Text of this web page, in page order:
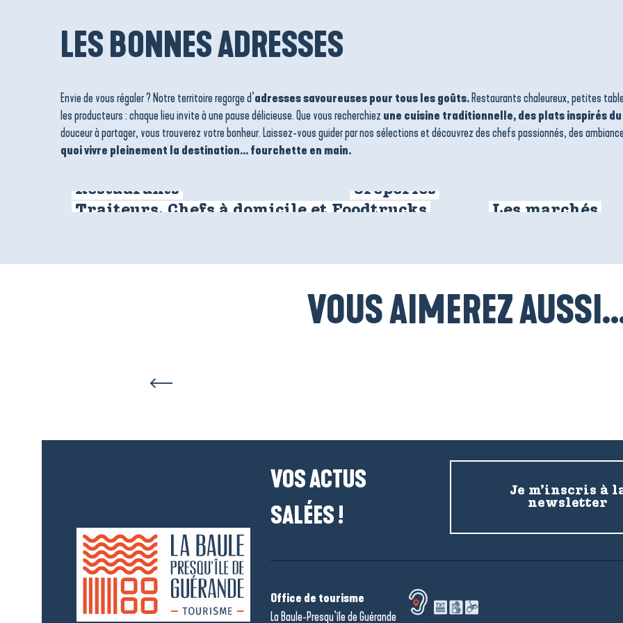
LES BONNES ADRESSES
Envie de vous régaler ? Notre territoire regorge d’adresses savoureuses pour tous les goûts. Restaurants chaleureux, petites
les producteurs : chaque lieu invite à une pause délicieuse. Que vous recherchiez une cuisine traditionnelle, des plats inspirés
douceur à partager, vous trouverez votre bonheur. Laissez-vous guider par nos sélections et découvrez des chefs passionnés, des
quoi vivre pleinement la destination… fourchette en main.
Restaurants Crêperies
Traiteurs, Chefs à domicile et Foodtrucks
Les marchés
VOUS AIMEREZ
VOS ACTUS
SALÉES !
Je m’inscris à
newsletter
Office de tourisme
La Baule-Presqu’île de Guérande